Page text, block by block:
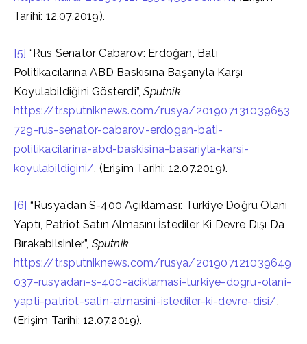
Tarihi: 12.07.2019).
[5] “Rus Senatör Cabarov: Erdoğan, Batı
Politikacılarına ABD Baskısına Başarıyla Karşı
Koyulabildiğini Gösterdi”,Sputnik,
https://tr.sputniknews.com/rusya/201907131039653
729-rus-senator-cabarov-erdogan-bati-
politikacilarina-abd-baskisina-basariyla-karsi-
koyulabildigini/, (Erişim Tarihi: 12.07.2019).
[6] “Rusya’dan S-400 Açıklaması: Türkiye Doğru Olanı
Yaptı, Patriot Satın Almasını İstediler Ki Devre Dışı Da
Bırakabilsinler”, Sputnik,
https://tr.sputniknews.com/rusya/201907121039649
037-rusyadan-s-400-aciklamasi-turkiye-dogru-olani-
yapti-patriot-satin-almasini-istediler-ki-devre-disi/,
(Erişim Tarihi: 12.07.2019).